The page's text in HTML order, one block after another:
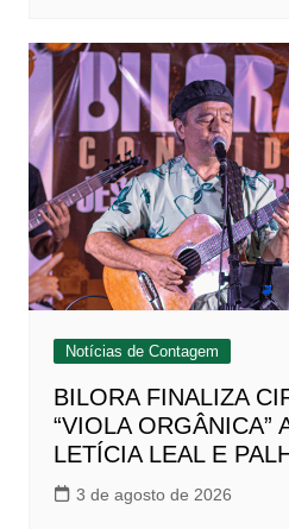
Notícias de Contagem
BILORA FINALIZA
“VIOLA ORGÂNICA”
LETÍCIA LEAL E
3 de agosto de 2026